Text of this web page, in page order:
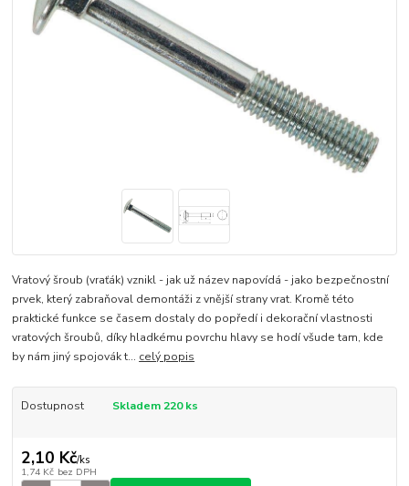
Vratový šroub (vraťák) vznikl - jak už název napovídá - jako bezpečnostní
prvek, který zabraňoval demontáži z vnější strany vrat. Kromě této
praktické funkce se časem dostaly do popředí i dekorační vlastnosti
vratových šroubů, díky hladkému povrchu hlavy se hodí všude tam, kde
by nám jiný spojovák t... celý popis
Dostupnost Skladem 220 ks
2,10 Kč/ks
1,74 Kč bez DPH